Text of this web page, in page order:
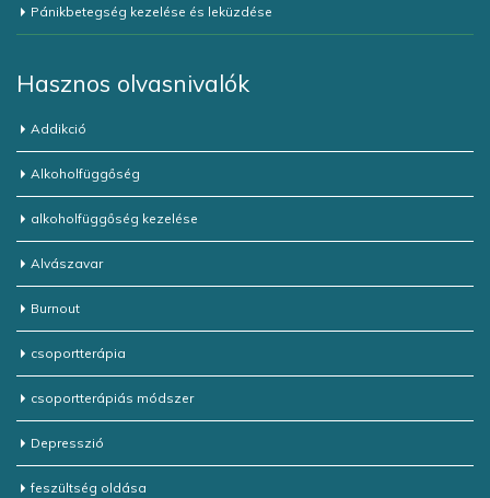
Pánikbetegség kezelése és leküzdése
Hasznos olvasnivalók
Addikció
Alkoholfüggőség
alkoholfüggőség kezelése
Alvászavar
Burnout
csoportterápia
csoportterápiás módszer
Depresszió
feszültség oldása